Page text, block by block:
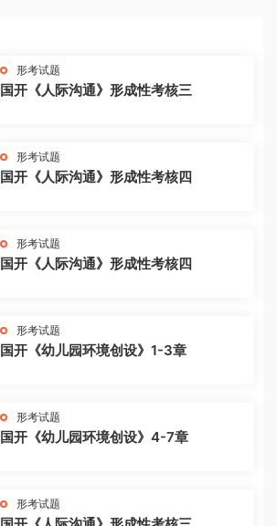
形考试题
国开《人际沟通》形成性考核三
形考试题
国开《人际沟通》形成性考核四
形考试题
国开《人际沟通》形成性考核四
形考试题
国开《幼儿园环境创设》1-3章
形考试题
国开《幼儿园环境创设》4-7章
形考试题